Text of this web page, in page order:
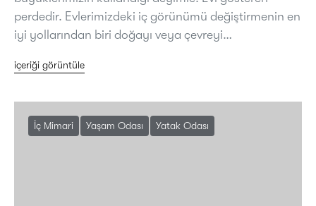
perdedir. Evlerimizdeki iç görünümü değiştirmenin en
iyi yollarından biri doğayı veya çevreyi…
içeriği görüntüle
İç Mimari Yaşam Odası Yatak Odası